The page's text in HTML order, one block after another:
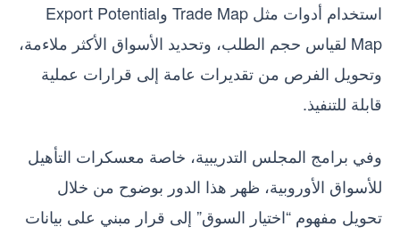
استخدام أدوات مثل Trade Map وExport Potential
Map لقياس حجم الطلب، وتحديد الأسواق الأكثر ملاءمة،
وتحويل الفرص من تقديرات عامة إلى قرارات عملية
قابلة للتنفيذ.
وفي برامج المجلس التدريبية، خاصة معسكرات التأهيل
للأسواق الأوروبية، ظهر هذا الدور بوضوح من خلال
تحويل مفهوم “اختيار السوق” إلى قرار مبني على بيانات